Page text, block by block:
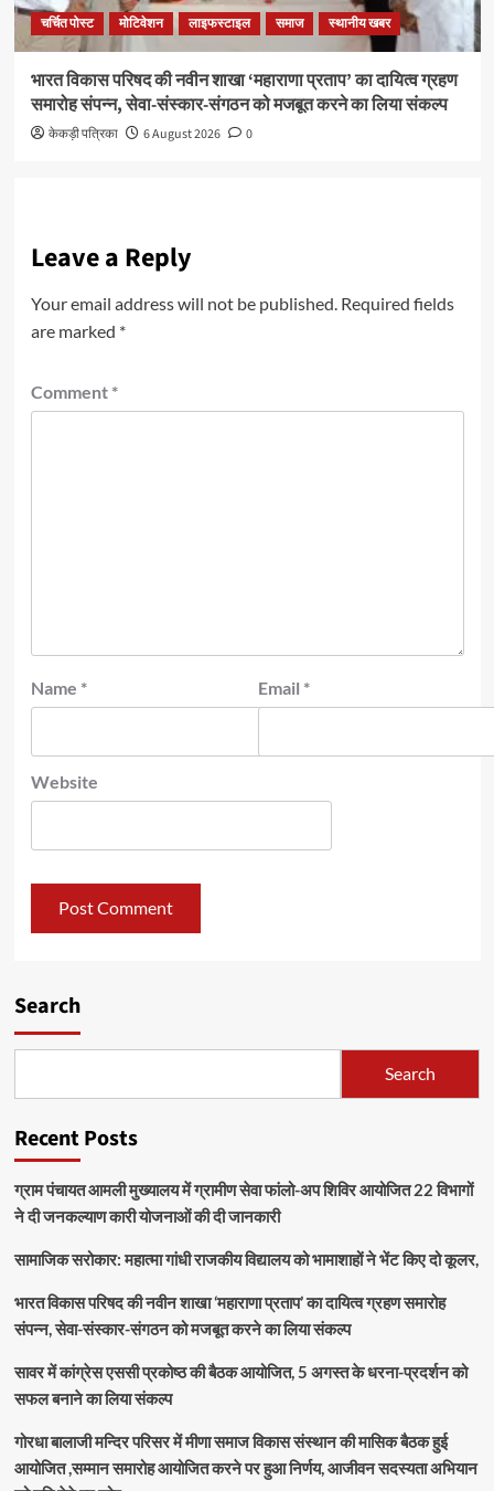
चर्चित पोस्ट मोटिवेशन लाइफस्टाइल समाज स्थानीय खबर
भारत विकास परिषद की नवीन शाखा ‘महाराणा प्रताप’ का दायित्व ग्रहण
समारोह संपन्न, सेवा-संस्कार-संगठन को मजबूत करने का लिया संकल्प
केकड़ी पत्रिका 6 August 2026 0
Leave a Reply
Your email address will not be published. Required fields
are marked *
Comment *
Name * Email *
Website
Search
Search
Recent Posts
ग्राम पंचायत आमली मुख्यालय में ग्रामीण सेवा फांलो-अप शिविर आयोजित 22 विभागों
ने दी जनकल्याण कारी योजनाओं की दी जानकारी
सामाजिक सरोकार: महात्मा गांधी राजकीय विद्यालय को भामाशाहों ने भेंट किए दो कूलर,
भारत विकास परिषद की नवीन शाखा ‘महाराणा प्रताप’ का दायित्व ग्रहण समारोह
संपन्न, सेवा-संस्कार-संगठन को मजबूत करने का लिया संकल्प
सावर में कांग्रेस एससी प्रकोष्ठ की बैठक आयोजित, 5 अगस्त के धरना-प्रदर्शन को
सफल बनाने का लिया संकल्प
गोरधा बालाजी मन्दिर परिसर में मीणा समाज विकास संस्थान की मासिक बैठक हुई
आयोजित ,सम्मान समारोह आयोजित करने पर हुआ निर्णय, आजीवन सदस्यता अभियान